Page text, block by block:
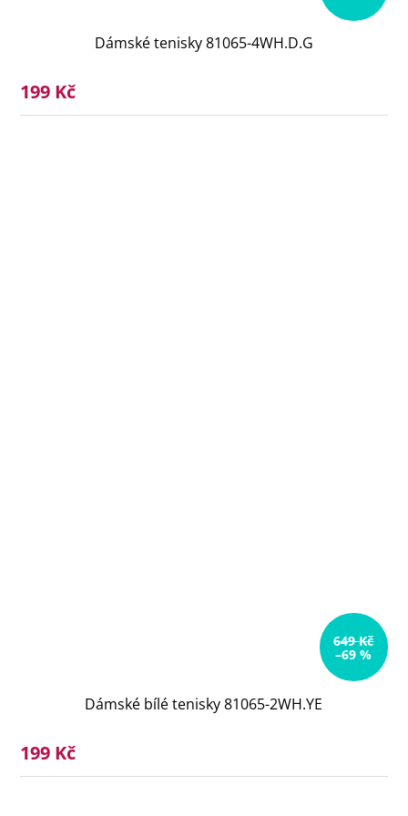
Dámské tenisky 81065-4WH.D.G
199 Kč
649 Kč
–69 %
Dámské bílé tenisky 81065-2WH.YE
199 Kč